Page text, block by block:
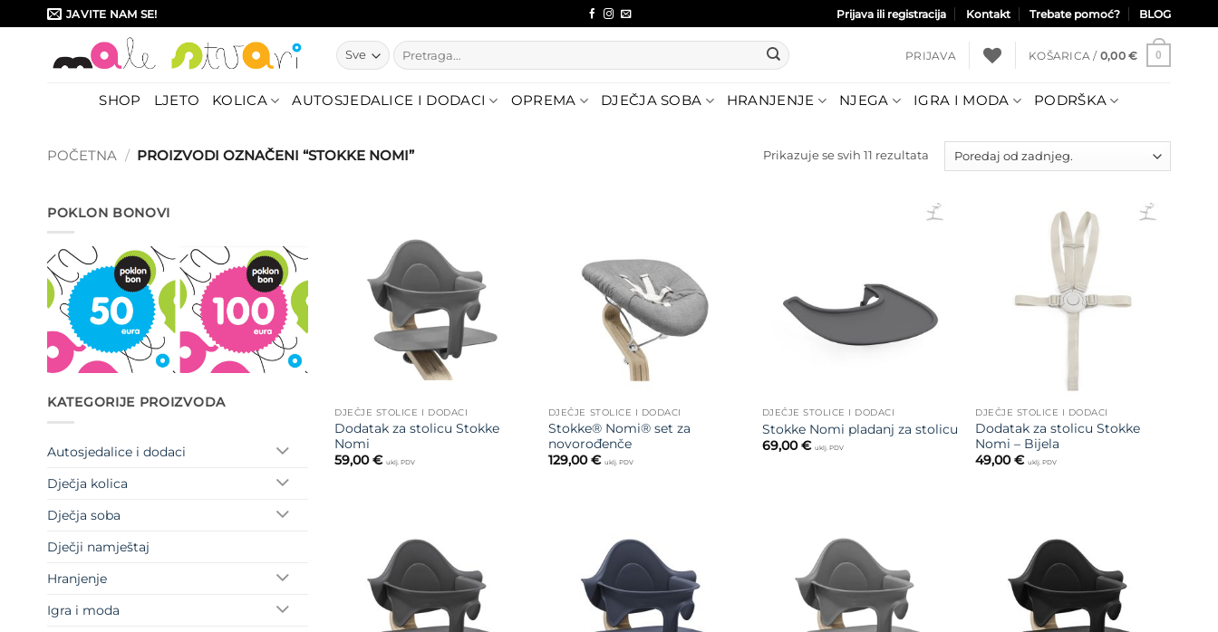
to
JAVITE NAM SE! Prijava ili registracija Kontakt Trebate pomoć? BLOG
Pretraži:
PRIJAVA KOŠARICA / 0,00 € 0
SHOP LJETO KOLICA AUTOSJEDALICE I DODACI OPREMA DJEČJA SOBA HRANJENJE NJEGA IGRA I MODA PODRŠKA
POČETNA / PROIZVODI OZNAČENI “STOKKE NOMI” Prikazuje se svih 11 rezultata Poredano
POKLON BONOVI
KATEGORIJE PROIZVODA
Autosjedalice i dodaci
Dječja kolica
Dječja soba
Dječji namještaj
Hranjenje
Igra i moda
DJEČJE STOLICE I DODACI
Dodatak za stolicu Stokke
Nomi
59,00€ uklj. PDV
DJEČJE STOLICE I DODACI
Stokke® Nomi® set za
novorođenče
129,00€ uklj. PDV
DJEČJE STOLICE I DODACI
Stokke Nomi pladanj za stolicu
69,00€ uklj. PDV
DJEČJE STOLICE I DODACI
Dodatak za stolicu Stokke
Nomi – Bijela
49,00€ uklj. PDV